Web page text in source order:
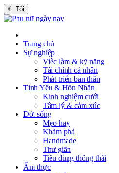
☾ Tối
Trang chủ
Sự nghiệp
Việc làm & kỹ năng
Tài chính cá nhân
Phát triển bản thân
Tình Yêu & Hôn Nhân
Kinh nghiệm cưới
Tâm lý & cảm xúc
Đời sống
Mẹo hay
Khám phá
Handmade
Thư giãn
Tiêu dùng thông thái
Ẩm thực